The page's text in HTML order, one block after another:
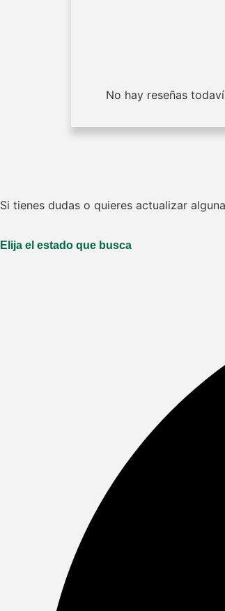
No hay reseñas
Si tienes dudas o quieres actualizar
Elija el estado que busca